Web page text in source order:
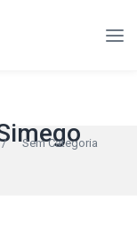
/ Sem Categoria